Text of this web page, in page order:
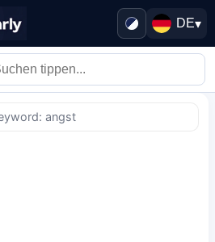
DE▾
angst